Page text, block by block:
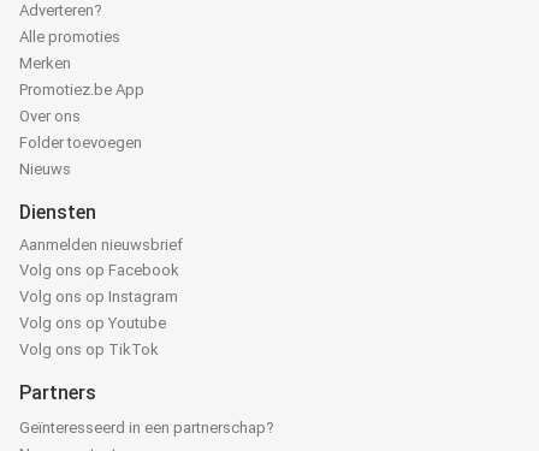
Adverteren?
Alle promoties
Merken
Promotiez.be App
Over ons
Folder toevoegen
Nieuws
Diensten
Aanmelden nieuwsbrief
Volg ons op Facebook
Volg ons op Instagram
Volg ons op Youtube
Volg ons op TikTok
Partners
Geïnteresseerd in een partnerschap?